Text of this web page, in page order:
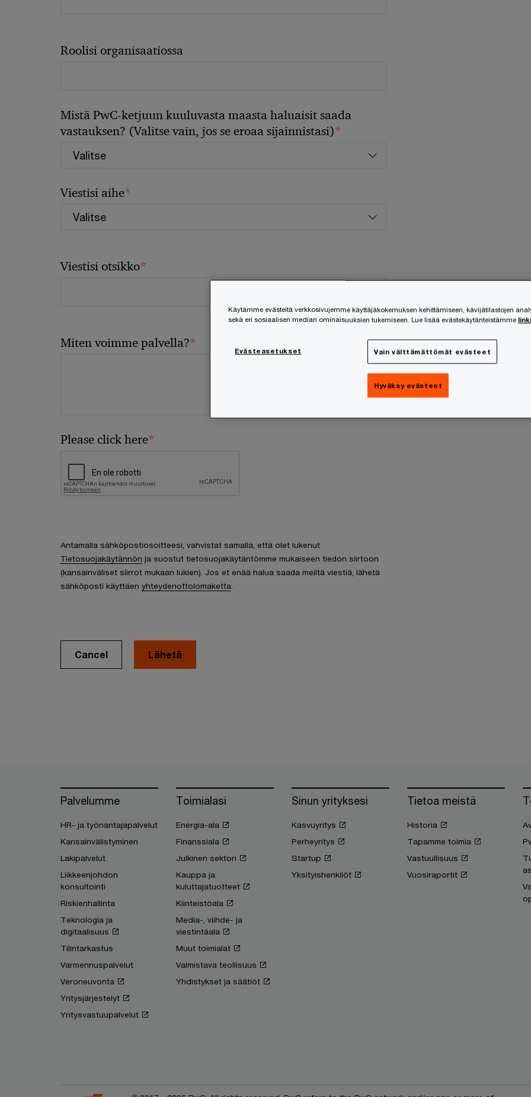
Roolisi organisaatiossa
Mistä PwC-ketjuun kuuluvasta maasta haluaisit saada
vastauksen? (Valitse vain, jos se eroaa sijainnistasi)*
Viestisi aihe*
Viestisi otsikko*
Miten voimme palvella?*
Please click here*
Antamalla sähköpostiosoitteesi, vahvistat samalla, että olet lukenut
Tietosuojakäytännön ja suostut tietosuojakäytäntömme mukaiseen tiedon siirtoon
(kansainväliset siirrot mukaan lukien). Jos et enää halua saada meiltä viestiä, lähetä
sähköposti käyttäen yhteydenottolomaketta
Cancel
Palvelumme
HR- ja työnantajapalvelut
Kansainvälistyminen
Lakipalvelut
Liikkeenjohdon
konsultointi
Riskienhallinta
Teknologia ja
digitaalisuus
Tilintarkastus
Varmennuspalvelut
Veroneuvonta
Yritysjärjestelyt
Yritysvastuupalvelut
Toimialasi
Energia-ala
Finanssiala
Julkinen sektori
Kauppa ja
kuluttajatuotteet
Kiinteistöala
Media-, viihde- ja
viestintäala
Muut toimialat
Valmistava teollisuus
Yhdistykset ja säätiöt
Sinun yrityksesi
Kasvuyritys
Perheyritys
Startup
Yksityishenkilöt
Tietoa meistä
Historia
Tapamme toimia
Vastuullisuus
Vuosiraportit
Käytämme evästeitä verkkosivujemme käyttäjäkokemuksen kehittämiseen, kävijätilastojen
sekä eri sosiaalisen median ominaisuuksien tukemiseen. Lue lisää evästekäytänteistämme
Evästeasetukset Vain välttämättömät evästeet
Hyväksy evästeet